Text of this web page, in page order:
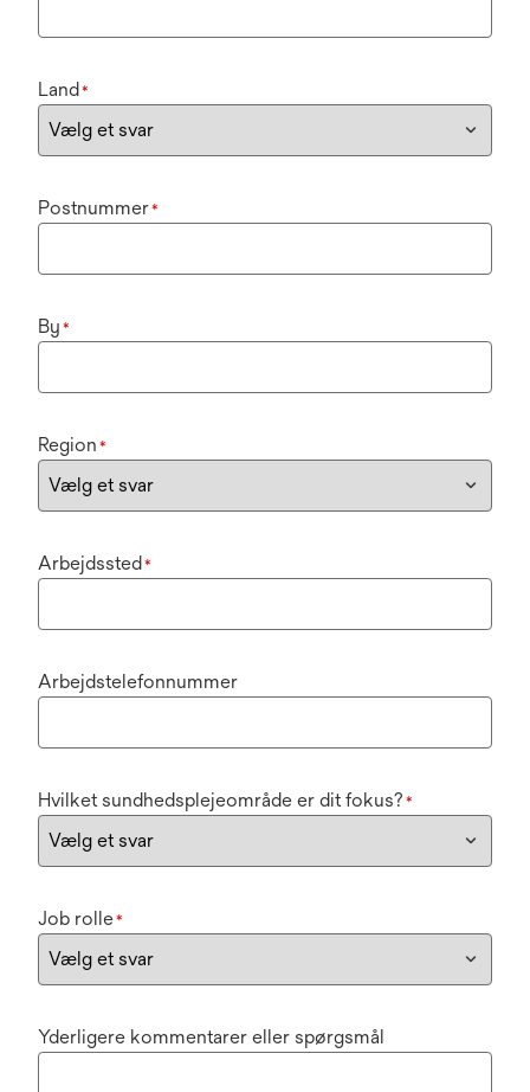
Land*
Postnummer*
By *
Region *
Arbejdssted*
Arbejdstelefonnummer
Hvilket sundhedsplejeområde er dit fokus? *
Job rolle*
Yderligere kommentarer eller spørgsmål